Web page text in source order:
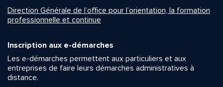
Direction Générale de l’office pour l’orientation, la formation
professionnelle et continue
Inscription aux e-démarches
Les e-démarches permettent aux particuliers et aux
entreprises de faire leurs démarches administratives à
distance.